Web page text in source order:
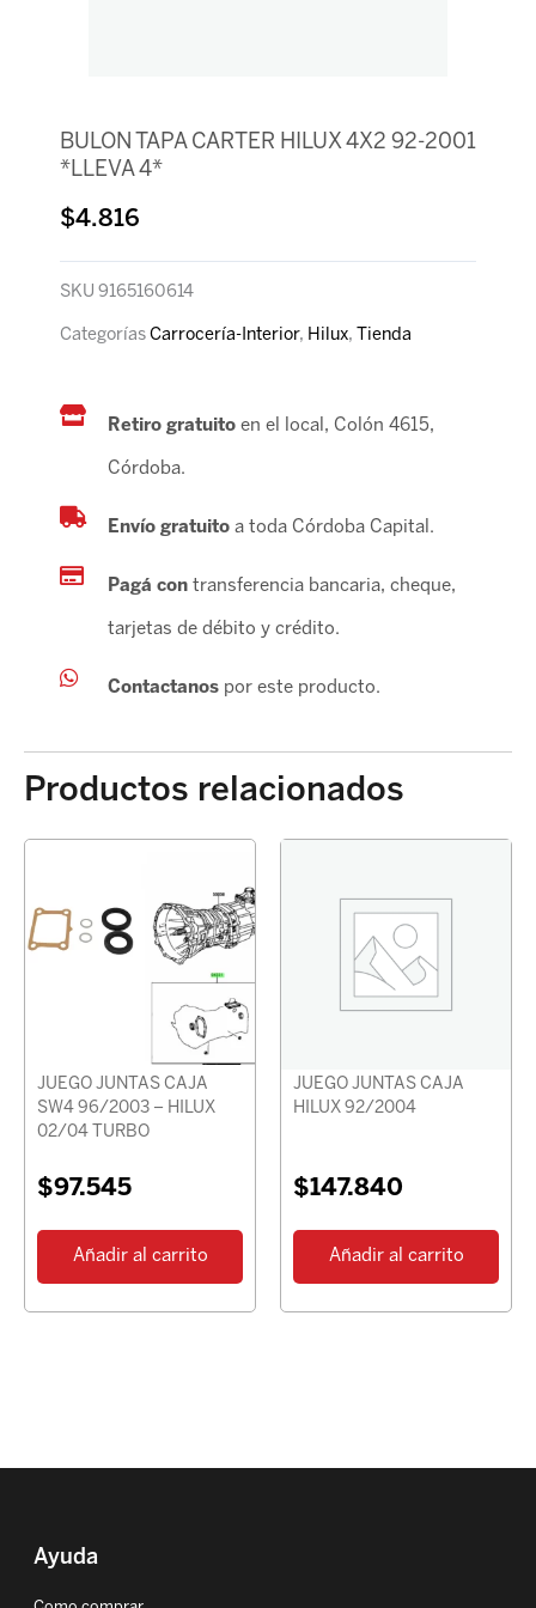
BULON TAPA CARTER HILUX 4X2 92-2001
*LLEVA 4*
$4.816
SKU 9165160614
Categorías Carrocería-Interior, Hilux, Tienda
Retiro gratuito en el local, Colón 4615,
Córdoba.
Envío gratuitoa toda Córdoba Capital.
Pagá contransferencia bancaria, cheque,
tarjetas de débito y crédito.
Contactanospor este producto.
Productos relacionados
JUEGO JUNTAS CAJA
SW4 96/2003 – HILUX
02/04 TURBO
$97.545
Añadir al carrito
JUEGO JUNTAS CAJA
HILUX 92/2004
$147.840
Añadir al carrito
Ayuda